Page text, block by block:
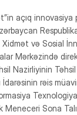
açıq innovasiya
Xidmət və Sosial
Mərkəzində
Nazirliyinin
İdarəsinin rəis
Meneceri Sona